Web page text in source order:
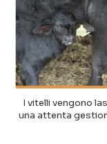
I vitelli vengono
una attenta